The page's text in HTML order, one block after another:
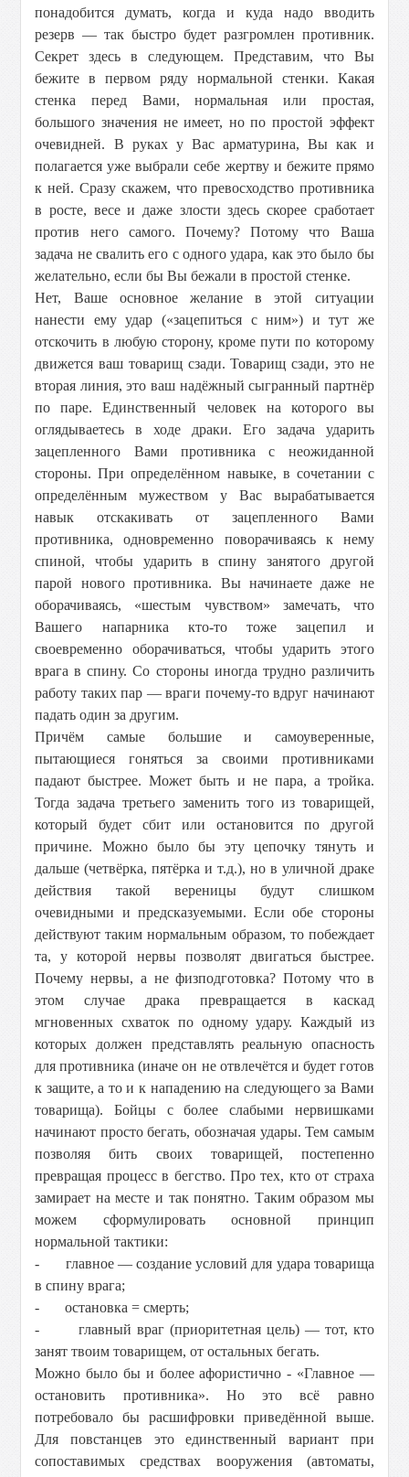
понадобится думать, когда и куда надо вводить
резерв — так быстро будет разгромлен противник.
Секрет здесь в следующем. Представим, что Вы
бежите в первом ряду нормальной стенки. Какая
стенка перед Вами, нормальная или простая,
большого значения не имеет, но по простой эффект
очевидней. В руках у Вас арматурина, Вы как и
полагается уже выбрали себе жертву и бежите прямо
к ней. Сразу скажем, что превосходство противника
в росте, весе и даже злости здесь скорее сработает
против него самого. Почему? Потому что Ваша
задача не свалить его с одного удара, как это было бы
желательно, если бы Вы бежали в простой стенке.
Нет, Ваше основное желание в этой ситуации
нанести ему удар («зацепиться с ним») и тут же
отскочить в любую сторону, кроме пути по которому
движется ваш товарищ сзади. Товарищ сзади, это не
вторая линия, это ваш надёжный сыгранный партнёр
по паре. Единственный человек на которого вы
оглядываетесь в ходе драки. Его задача ударить
зацепленного Вами противника с неожиданной
стороны. При определённом навыке, в сочетании с
определённым мужеством у Вас вырабатывается
навык отскакивать от зацепленного Вами
противника, одновременно поворачиваясь к нему
спиной, чтобы ударить в спину занятого другой
парой нового противника. Вы начинаете даже не
оборачиваясь, «шестым чувством» замечать, что
Вашего напарника кто-то тоже зацепил и
своевременно оборачиваться, чтобы ударить этого
врага в спину. Со стороны иногда трудно различить
работу таких пар — враги почему-то вдруг начинают
падать один за другим.
Причём самые большие и самоуверенные,
пытающиеся гоняться за своими противниками
падают быстрее. Может быть и не пара, а тройка.
Тогда задача третьего заменить того из товарищей,
который будет сбит или остановится по другой
причине. Можно было бы эту цепочку тянуть и
дальше (четвёрка, пятёрка и т.д.), но в уличной драке
действия такой вереницы будут слишком
очевидными и предсказуемыми. Если обе стороны
действуют таким нормальным образом, то побеждает
та, у которой нервы позволят двигаться быстрее.
Почему нервы, а не физподготовка? Потому что в
этом случае драка превращается в каскад
мгновенных схваток по одному удару. Каждый из
которых должен представлять реальную опасность
для противника (иначе он не отвлечётся и будет готов
к защите, а то и к нападению на следующего за Вами
товарища). Бойцы с более слабыми нервишками
начинают просто бегать, обозначая удары. Тем самым
позволяя бить своих товарищей, постепенно
превращая процесс в бегство. Про тех, кто от страха
замирает на месте и так понятно. Таким образом мы
можем сформулировать основной принцип
нормальной тактики:
- главное — создание условий для удара товарища
в спину врага;
- остановка = смерть;
- главный враг (приоритетная цель) — тот, кто
занят твоим товарищем, от остальных бегать.
Можно было бы и более афористично - «Главное —
остановить противника». Но это всё равно
потребовало бы расшифровки приведённой выше.
Для повстанцев это единственный вариант при
сопоставимых средствах вооружения (автоматы,